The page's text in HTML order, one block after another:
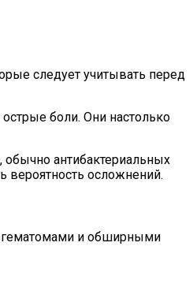
следует учитывать перед
боли. Они настолько
обычно антибактериальных
вероятность осложнений.
гематомами и обширными